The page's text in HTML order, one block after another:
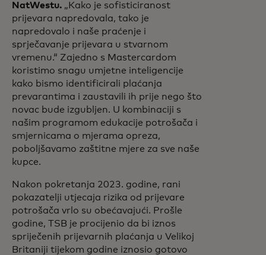
NatWestu. „Kako je sofisticiranost
prijevara napredovala, tako je
napredovalo i naše praćenje i
sprječavanje prijevara u stvarnom
vremenu.“ Zajedno s Mastercardom
koristimo snagu umjetne inteligencije
kako bismo identificirali plaćanja
prevarantima i zaustavili ih prije nego što
novac bude izgubljen. U kombinaciji s
našim programom edukacije potrošača i
smjernicama o mjerama opreza,
poboljšavamo zaštitne mjere za sve naše
kupce.
Nakon pokretanja 2023. godine, rani
pokazatelji utjecaja rizika od prijevare
potrošača vrlo su obećavajući. Prošle
godine, TSB je procijenio da bi iznos
spriječenih prijevarnih plaćanja u Velikoj
Britaniji tijekom godine iznosio gotovo